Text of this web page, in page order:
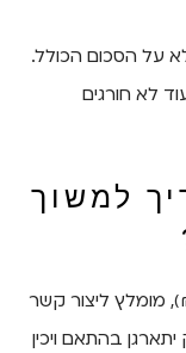
על הסכום הכולל.
לא חורגים
למשוך
סכומים גדולים (מעל 100,000 ₪), מומלץ ליצור קשר
בהתאם ויכין